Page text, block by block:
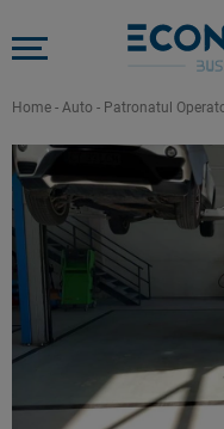
Home - Auto - Patronatul